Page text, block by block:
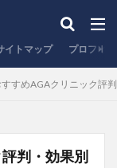
イトマップ プロフィ
すめAGAクリニック評
判・効果別